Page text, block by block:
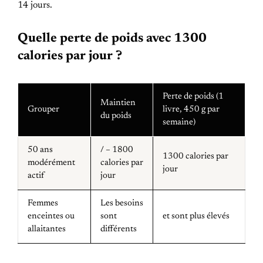
14 jours.
Quelle perte de poids avec 1300
calories par jour ?
Grouper
Maintien
du poids
Perte de poids (1
livre, 450 g par
semaine)
50 ans
modérément
actif
/ – 1800
calories par
jour
1300 calories par
jour
Femmes
enceintes ou
allaitantes
Les besoins
sont
différents
et sont plus élevés